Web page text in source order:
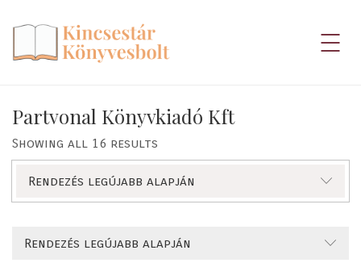
Partvonal Könyvkiadó Kft
Showing all 16 results
Rendezés legújabb alapján
Rendezés legújabb alapján